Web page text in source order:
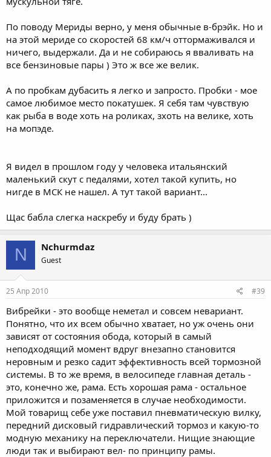
По поводу Мериды верно, у меня обычные в-брэйк. Но и
на этой мериде со скоростей 68 км/ч оттормаживался и
ничего, выдержали. Да и не собираюсь я вваливать на
все бензиновые пары ) Это ж все же велик.
А по пробкам дубасить я легко и запросто. Пробки - мое
самое любимое место покатушек. Я себя там чувствую
как рыба в воде хоть на роликах, зхоть на велике, хоть
на мопэде.
Я видел в прошлом году у человека итальянский
маленький скут с педалями, хотел такой купить, но
нигде в МСК не нашел. А тут такой вариант...
Щас бабла слегка наскребу и буду брать )
N Nchurmdaz
Guest
25 Апр 2010 #39
Вибрейки - это вообще неметал и совсем невариант.
Понятно, что их всем обычно хватает, но уж очень они
зависят от состояния обода, который в самый
неподходящий момент вдруг внезапно становится
неровным и резко садит эффективность всей тормозной
системы. В то же время, в велосипеде главная деталь -
это, конечно же, рама. Есть хорошая рама - остальное
приложится и позаменяется в случае необходимости.
Мой товарищ себе уже поставил пневматическую вилку,
передний дисковый гидравлический тормоз и какую-то
модную механику на переключатели. Нищие знающие
люди так и выбирают вел- по принципу рамы.